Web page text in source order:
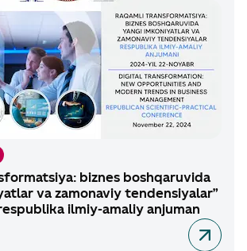
biznes boshqaruvida
va zamonaviy tendensiyalar”
ilmiy-amaliy anjuman